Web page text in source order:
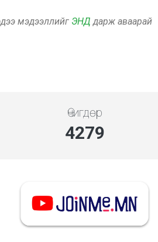
мэдээллийг ЭНД дарж аваарай
Өчигдөр
4279